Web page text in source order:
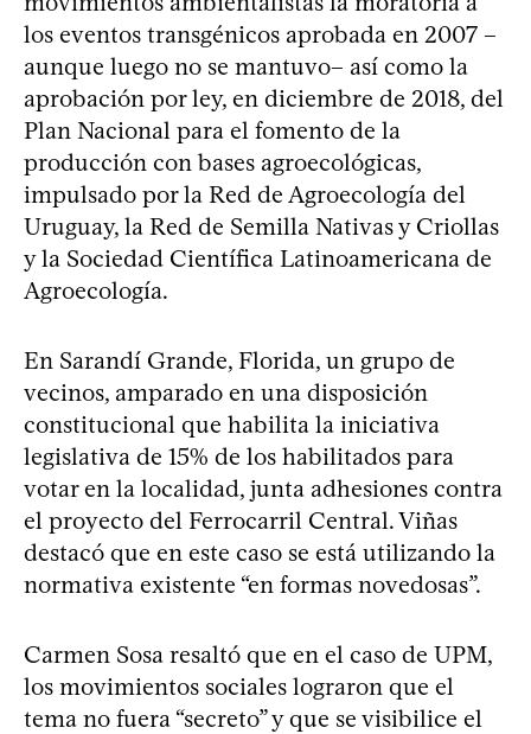
los eventos transgénicos aprobada en 2007 –
aunque luego no se mantuvo– así como la
aprobación por ley, en diciembre de 2018, del
Plan Nacional para el fomento de la
producción con bases agroecológicas,
impulsado por la Red de Agroecología del
Uruguay, la Red de Semilla Nativas y Criollas
y la Sociedad Científica Latinoamericana de
Agroecología.
En Sarandí Grande, Florida, un grupo de
vecinos, amparado en una disposición
constitucional que habilita la iniciativa
legislativa de 15% de los habilitados para
votar en la localidad, junta adhesiones contra
el proyecto del Ferrocarril Central. Viñas
destacó que en este caso se está utilizando la
normativa existente “en formas novedosas”.
Carmen Sosa resaltó que en el caso de UPM,
los movimientos sociales lograron que el
tema no fuera “secreto” y que se visibilice el